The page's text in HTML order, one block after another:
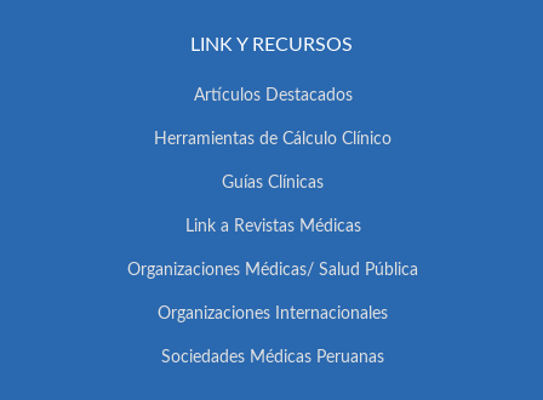
LINK Y RECURSOS
Artículos Destacados
Herramientas de Cálculo Clínico
Guías Clínicas
Link a Revistas Médicas
Organizaciones Médicas/ Salud Pública
Organizaciones Internacionales
Sociedades Médicas Peruanas